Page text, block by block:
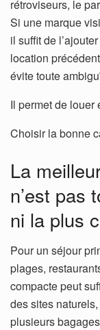
rétroviseurs, le
Si une marque
il suffit de
location
évite toute
Il permet de louer
Choisir la bonne
La
n’est pas
ni la plus
Pour un séjour
plages,
compacte peut
des sites
plusieurs